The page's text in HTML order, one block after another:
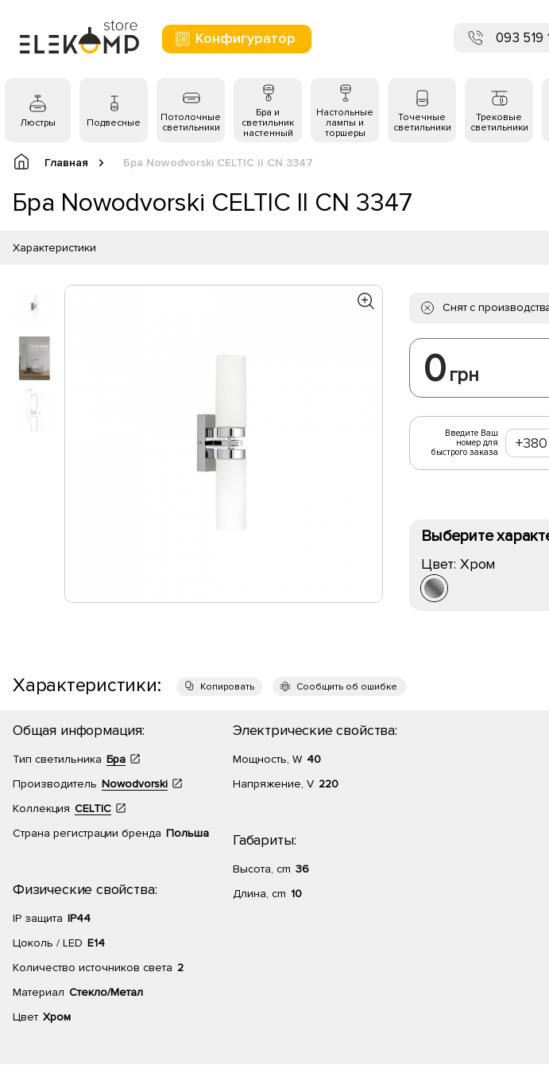
Конфигуратор 093 519
Люстры Подвесные
Потолочные
светильники
Бра и
светильник
настенный
Настольные
лампы и
торшеры
Точечные
светильники
Трековые
светильники
Главная Бра Nowodvorski CELTIC II CN 3347
Бра Nowodvorski CELTIC II CN 3347
Характеристики
Снят с
0 грн
Введите Ваш
номер для
быстрого заказа
Выберите
Цвет: Хром
Характеристики: Копировать Сообщить об ошибке
Общая информация:
Тип светильника Бра
Производитель Nowodvorski
Коллекция CELTIC
Страна регистрации бренда Польша
Физические свойства:
IP защита IP44
Цоколь / LED E14
Количество источников света 2
Материал Стекло/Метал
Цвет Хром
Электрические свойства:
Мощность, W 40
Напряжение, V 220
Габариты:
Высота, cm 36
Длина, cm 10